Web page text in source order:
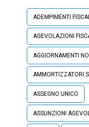
ADEMPIMENTI
AGEVOLAZIONI
AGGIORNAMENTI
AMMORTIZZATORI
ASSEGNO UNICO
ASSUNZIONI